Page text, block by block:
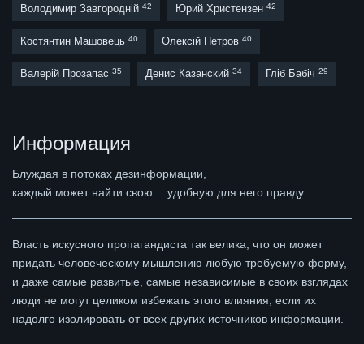
Володимир Завгородній 42 Юрий Христензен 42
Костянтин Машовець 40 Олексій Петров 40
Валерій Прозапас 35 Денис Казанский 34 Гліб Бабіч 29
Информация
Блуждая в потоках дезинформации,
каждый может найти свою… удобную для него правду.
Власть искусного пропагандиста так велика, что он может
придать человеческому мышлению любую требуемую форму,
и даже самые развитые, самые независимые в своих взглядах
люди не могут целиком избежать этого влияния, если их
надолго изолировать от всех других источников информации.